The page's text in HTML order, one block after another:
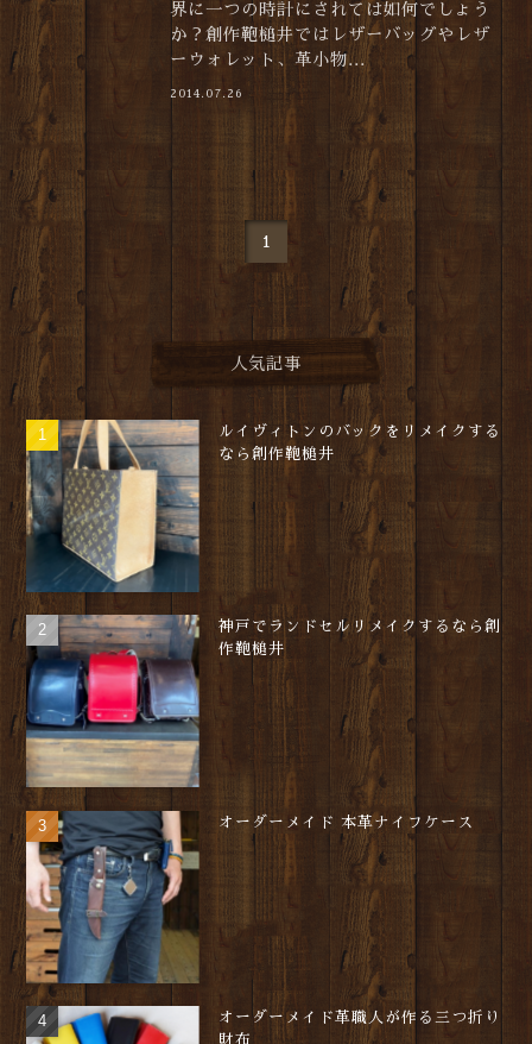
界に一つの時計にされては如何でしょう
か？創作鞄槌井ではレザーバッグやレザ
ーウォレット、革小物...
2014.07.26
1
人気記事
ルイヴィトンのバックをリメイクする
なら創作鞄槌井
神戸でランドセルリメイクするなら創
作鞄槌井
オーダーメイド 本革ナイフケース
オーダーメイド革職人が作る三つ折り
財布